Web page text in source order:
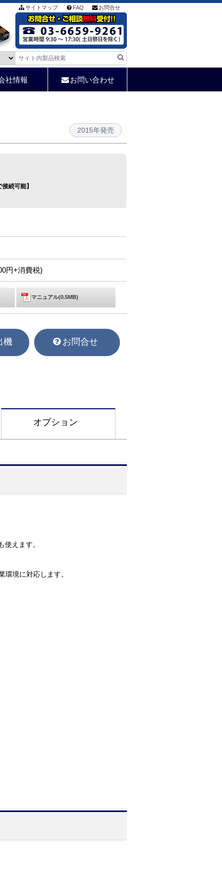
サイトマップ FAQ お問合せ
社情報 お問い合わせ
2015年発売
続可能】
円+消費税)
マニュアル(0.5MB)
機 お問合せ
オプション
えます。
環境に対応します。